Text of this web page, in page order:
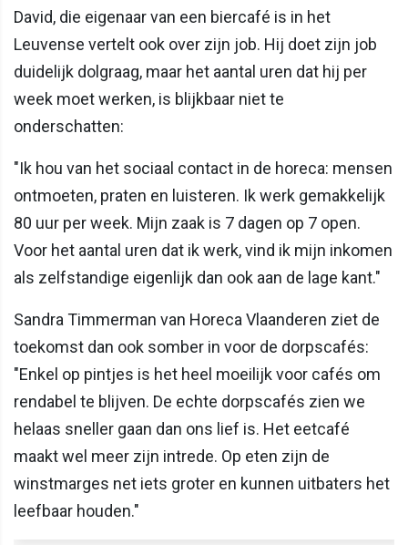
David, die eigenaar van een biercafé is in het
Leuvense vertelt ook over zijn job. Hij doet zijn job
duidelijk dolgraag, maar het aantal uren dat hij per
week moet werken, is blijkbaar niet te
onderschatten:
"Ik hou van het sociaal contact in de horeca: mensen
ontmoeten, praten en luisteren. Ik werk gemakkelijk
80 uur per week. Mijn zaak is 7 dagen op 7 open.
Voor het aantal uren dat ik werk, vind ik mijn inkomen
als zelfstandige eigenlijk dan ook aan de lage kant."
Sandra Timmerman van Horeca Vlaanderen ziet de
toekomst dan ook somber in voor de dorpscafés:
"Enkel op pintjes is het heel moeilijk voor cafés om
rendabel te blijven. De echte dorpscafés zien we
helaas sneller gaan dan ons lief is. Het eetcafé
maakt wel meer zijn intrede. Op eten zijn de
winstmarges net iets groter en kunnen uitbaters het
leefbaar houden."